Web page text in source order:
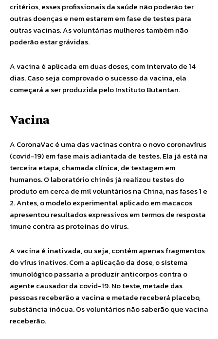
critérios, esses profissionais da saúde não poderão ter
outras doenças e nem estarem em fase de testes para
outras vacinas. As voluntárias mulheres também não
poderão estar grávidas.
A vacina é aplicada em duas doses, com intervalo de 14
dias. Caso seja comprovado o sucesso da vacina, ela
começará a ser produzida pelo Instituto Butantan.
Vacina
A CoronaVac é uma das vacinas contra o novo coronavírus
(covid-19) em fase mais adiantada de testes. Ela já está na
terceira etapa, chamada clínica, de testagem em
humanos. O laboratório chinês já realizou testes do
produto em cerca de mil voluntários na China, nas fases 1 e
2. Antes, o modelo experimental aplicado em macacos
apresentou resultados expressivos em termos de resposta
imune contra as proteínas do vírus.
A vacina é inativada, ou seja, contém apenas fragmentos
do vírus inativos. Com a aplicação da dose, o sistema
imunológico passaria a produzir anticorpos contra o
agente causador da covid-19. No teste, metade das
pessoas receberão a vacina e metade receberá placebo,
substância inócua. Os voluntários não saberão que vacina
receberão.